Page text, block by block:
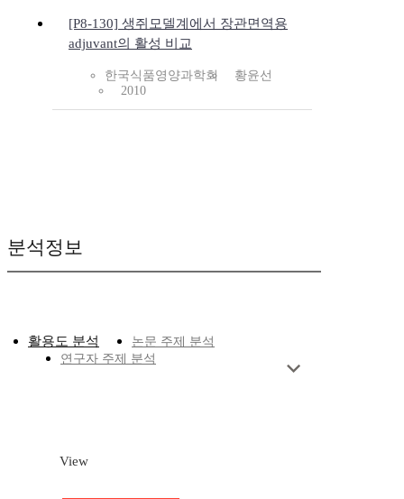
[P8-130] 생쥐모델계에서 장관면역용
adjuvant의 활성 비교
한국식품영양과학회
황윤선
2010
분석정보
활용도 분석
논문 주제 분석
연구자 주제 분석
View